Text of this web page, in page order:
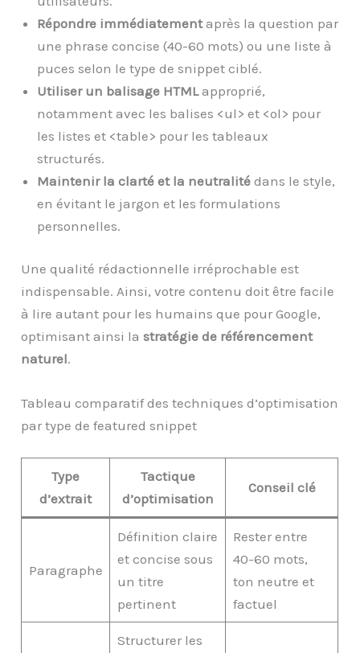
Répondre immédiatementaprès la question par
une phrase concise (40-60 mots) ou une liste à
puces selon le type de snippet ciblé.
Utiliser un balisage HTMLapproprié,
notamment avec les balises <ul> et <ol> pour
les listes et <table> pour les tableaux
structurés.
Maintenir la clarté et la neutralité dans le style,
en évitant le jargon et les formulations
personnelles.
Une qualité rédactionnelle irréprochable est
indispensable. Ainsi, votre contenu doit être facile
à lire autant pour les humains que pour Google,
optimisant ainsi lastratégie de référencement
naturel.
Tableau comparatif des techniques d’optimisation
par type de featured snippet
Type
d’extrait
Tactique
d’optimisation
Conseil clé
Paragraphe
Définition claire
et concise sous
un titre
pertinent
Rester entre
40-60 mots,
ton neutre et
factuel
Structurer les